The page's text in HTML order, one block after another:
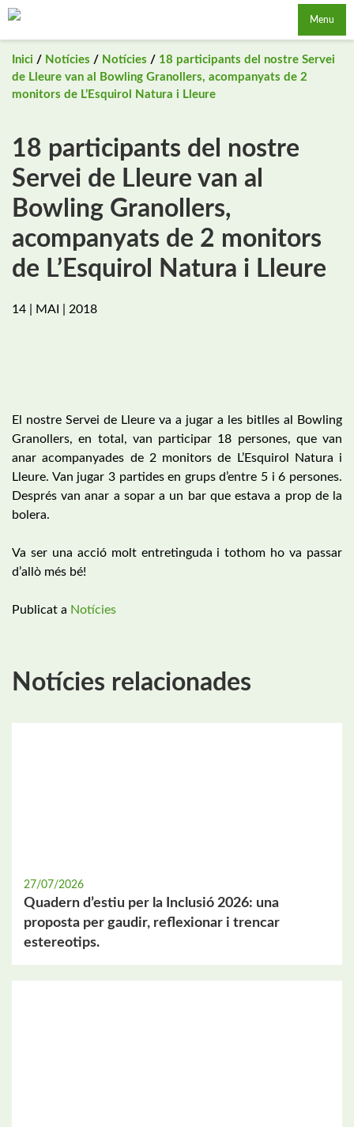
Saltar
Menu
Inici / Notícies / Notícies / 18 participants del nostre Servei
de Lleure van al Bowling Granollers, acompanyats de 2
monitors de L’Esquirol Natura i Lleure
18 participants del nostre
Servei de Lleure van al
Bowling Granollers,
acompanyats de 2 monitors
de L’Esquirol Natura i Lleure
14 | MAI | 2018
El nostre Servei de Lleure va a jugar a les bitlles al Bowling
Granollers, en total, van participar 18 persones, que van
anar acompanyades de 2 monitors de L’Esquirol Natura i
Lleure. Van jugar 3 partides en grups d’entre 5 i 6 persones.
Després van anar a sopar a un bar que estava a prop de la
bolera.
Va ser una acció molt entretinguda i tothom ho va passar
d’allò més bé!
Publicat a Notícies
Notícies relacionades
27/07/2026
Quadern d’estiu per la Inclusió 2026: una
proposta per gaudir, reflexionar i trencar
estereotips.